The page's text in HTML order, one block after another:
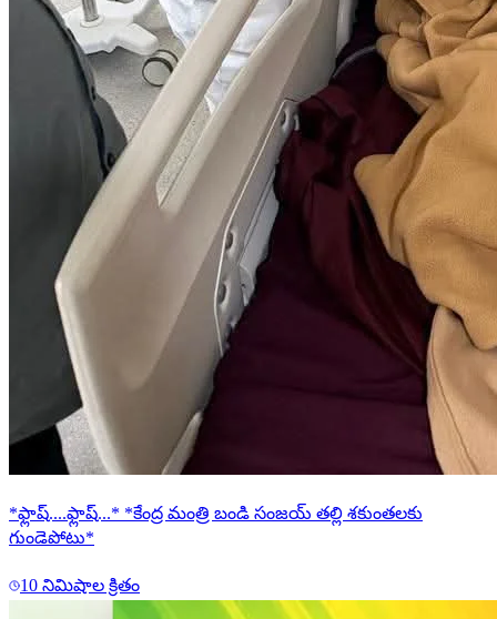
*ఫ్లాష్....ఫ్లాష్...* *కేంద్ర మంత్రి బండి సంజయ్ తల్లి శకుంతలకు
గుండెపోటు*
10 నిమిషాల క్రితం